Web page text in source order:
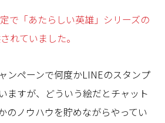
で「あたらしい英雄」シリーズの
れていました。
ンペーンで何度かLINEのスタンプ
ますが、どういう絵だとチャット
のノウハウを貯めながらやってい